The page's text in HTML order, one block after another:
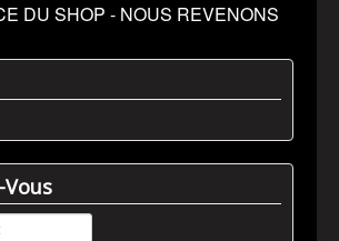
DU SHOP - NOUS REVENONS